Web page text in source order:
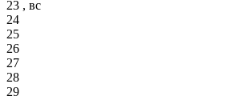
23 , вс
24
25
26
27
28
29